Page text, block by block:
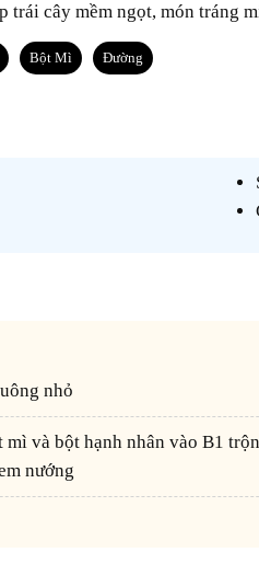
trái cây mềm ngọt, món tráng
Bột Mì Đường
nhỏ
nướng